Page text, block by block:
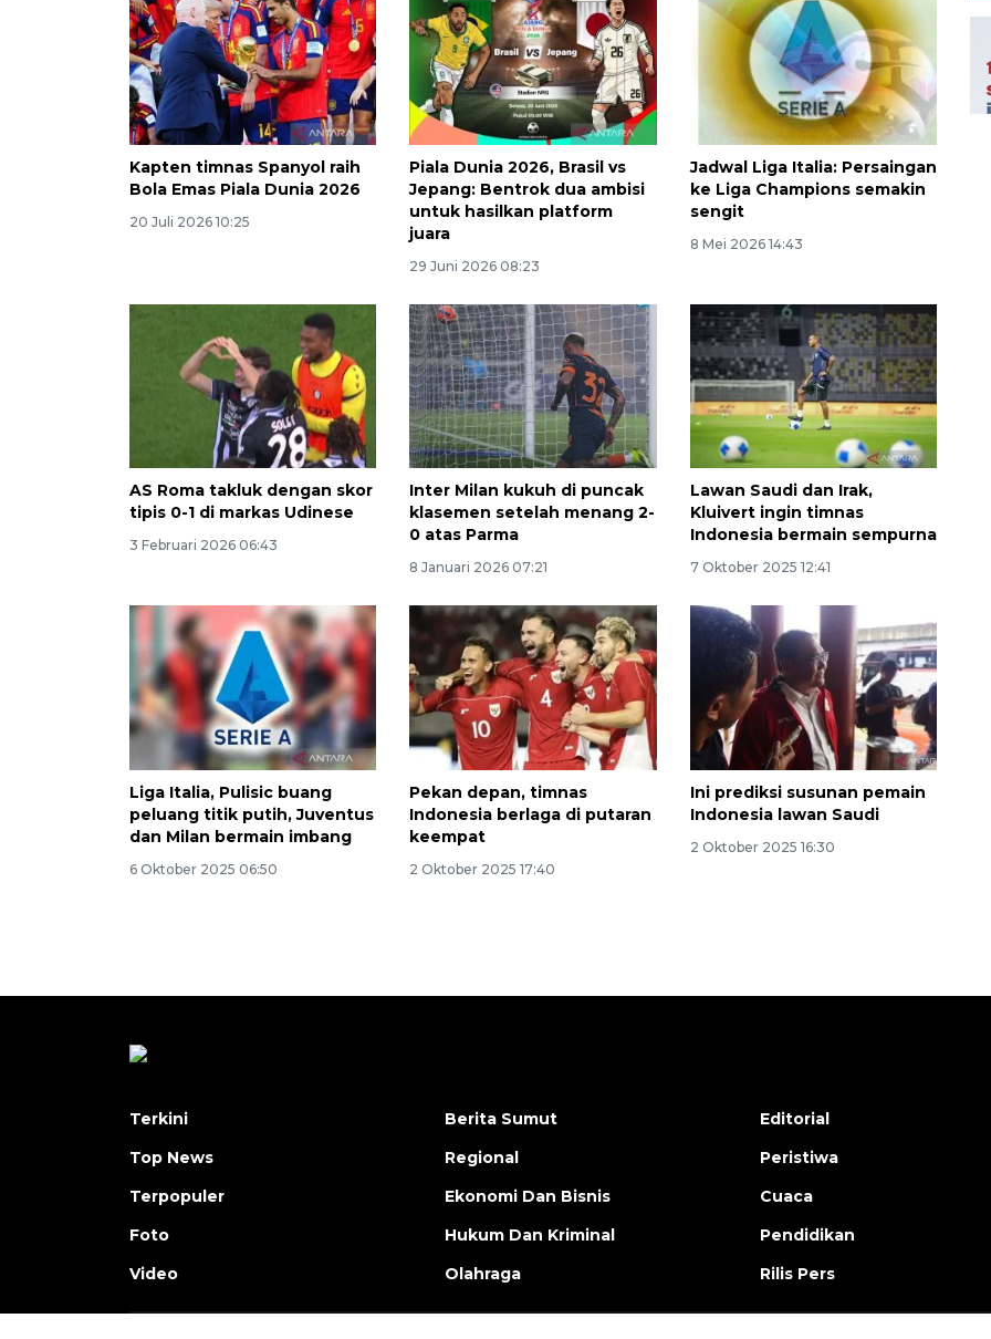
Kapten timnas Spanyol raih
Bola Emas Piala Dunia 2026
20 Juli 2026 10:25
Piala Dunia 2026, Brasil vs
Jepang: Bentrok dua ambisi
untuk hasilkan platform
juara
29 Juni 2026 08:23
Jadwal Liga Italia: Persaingan
ke Liga Champions semakin
sengit
8 Mei 2026 14:43
AS Roma takluk dengan skor
tipis 0-1 di markas Udinese
3 Februari 2026 06:43
Inter Milan kukuh di puncak
klasemen setelah menang 2-
0 atas Parma
8 Januari 2026 07:21
Lawan Saudi dan Irak,
Kluivert ingin timnas
Indonesia bermain sempurna
7 Oktober 2025 12:41
Liga Italia, Pulisic buang
peluang titik putih, Juventus
dan Milan bermain imbang
6 Oktober 2025 06:50
Pekan depan, timnas
Indonesia berlaga di putaran
keempat
2 Oktober 2025 17:40
Ini prediksi susunan pemain
Indonesia lawan Saudi
2 Oktober 2025 16:30
Ekonomi triwulan II-2026
tumbuh 5,29 persen
2026-08-06 18:45:00
Terkini
Top News
Terpopuler
Foto
Video
Berita Sumut
Regional
Ekonomi Dan Bisnis
Hukum Dan Kriminal
Olahraga
Editorial
Peristiwa
Cuaca
Pendidikan
Rilis Pers